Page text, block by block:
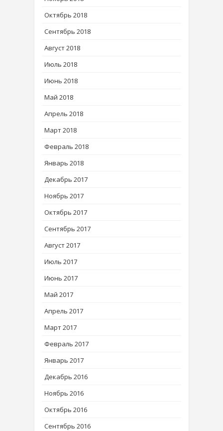
Октябрь 2018
Сентябрь 2018
Август 2018
Июль 2018
Июнь 2018
Май 2018
Апрель 2018
Март 2018
Февраль 2018
Январь 2018
Декабрь 2017
Ноябрь 2017
Октябрь 2017
Сентябрь 2017
Август 2017
Июль 2017
Июнь 2017
Май 2017
Апрель 2017
Март 2017
Февраль 2017
Январь 2017
Декабрь 2016
Ноябрь 2016
Октябрь 2016
Сентябрь 2016